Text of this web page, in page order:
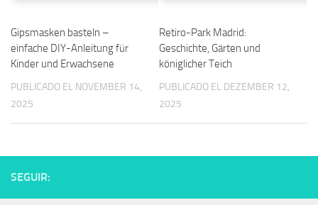
Gipsmasken basteln –
einfache DIY-Anleitung für
Kinder und Erwachsene
PUBLICADO EL NOVEMBER 14,
2025
Retiro-Park Madrid:
Geschichte, Gärten und
königlicher Teich
PUBLICADO EL DEZEMBER 12,
2025
SEGUIR: